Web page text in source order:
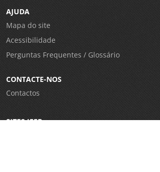
AJUDA
Mapa do site
Acessibilidade
Perguntas Frequentes / Glossário
CONTACTE-NOS
Contactos
SITES IEFP